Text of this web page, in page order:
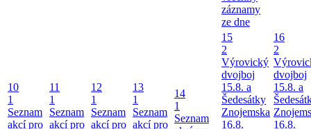
záznamy
ze dne
10
1
Seznam
akcí pro
11
1
Seznam
akcí pro
12
1
Seznam
akcí pro
13
1
Seznam
akcí pro
14
1
Seznam
15
2
Výrovický
dvojboj
15.8. a
Šedesátky
Znojemska
16.8.
16
2
dvojboj
15.8. a
16.8.